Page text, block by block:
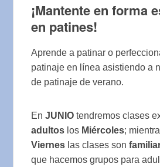
¡Mantente en forma
en patines!
Aprende a patinar o
patinaje en línea asistiendo a
de patinaje de verano.
EnJUNIOtendremos clases
adultos los Miércoles;
Viernes las clases son
que hacemos grupos para